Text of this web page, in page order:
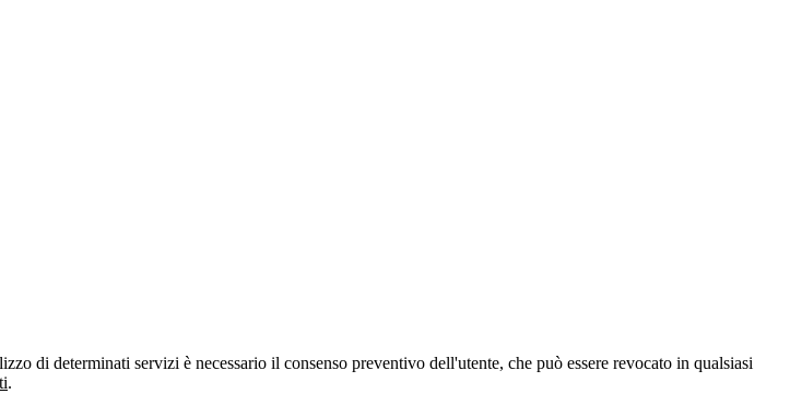
di determinati servizi è necessario il consenso preventivo dell'utente, che può essere revocato in qualsiasi
.